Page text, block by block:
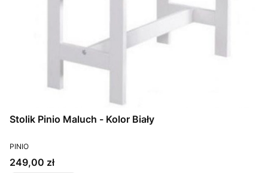
Stolik Pinio Maluch - Kolor Biały
PRODUCENT
PINIO
Cena
249,00 zł